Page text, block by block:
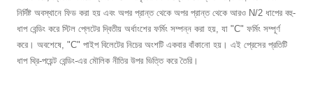
নির্দিষ্ট অবস্থানে ফিড করা হয় এবং অপর প্রান্ত থেকে অপর প্রান্ত থেকে আরও N/2 ধাপের বহু-
ধাপ বেন্ডিং করে স্টিল প্লেটের দ্বিতীয় অর্ধাংশের ফর্মিং সম্পন্ন করা হয়, যা "C" ফর্মিং সম্পূর্ণ
করে। অবশেষে, "C" পাইপ বিলেটের নিচের অংশটি একবার বাঁকানো হয়। এই প্রেসের প্রতিটি
ধাপ থ্রি-পয়েন্ট বেন্ডিং-এর মৌলিক নীতির উপর ভিত্তি করে তৈরি।